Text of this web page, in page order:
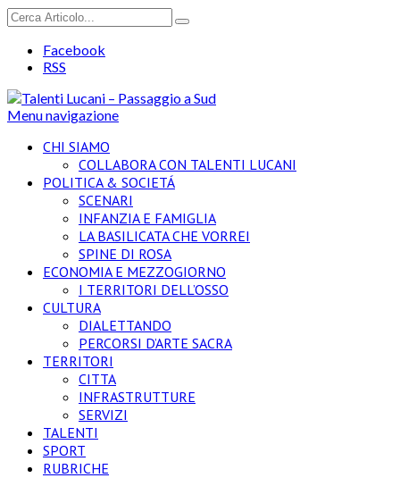
Facebook
RSS
Menu navigazione
CHI SIAMO
COLLABORA CON TALENTI LUCANI
POLITICA & SOCIETÁ
SCENARI
INFANZIA E FAMIGLIA
LA BASILICATA CHE VORREI
SPINE DI ROSA
ECONOMIA E MEZZOGIORNO
I TERRITORI DELL’OSSO
CULTURA
DIALETTANDO
PERCORSI D’ARTE SACRA
TERRITORI
CITTA
INFRASTRUTTURE
SERVIZI
TALENTI
SPORT
RUBRICHE